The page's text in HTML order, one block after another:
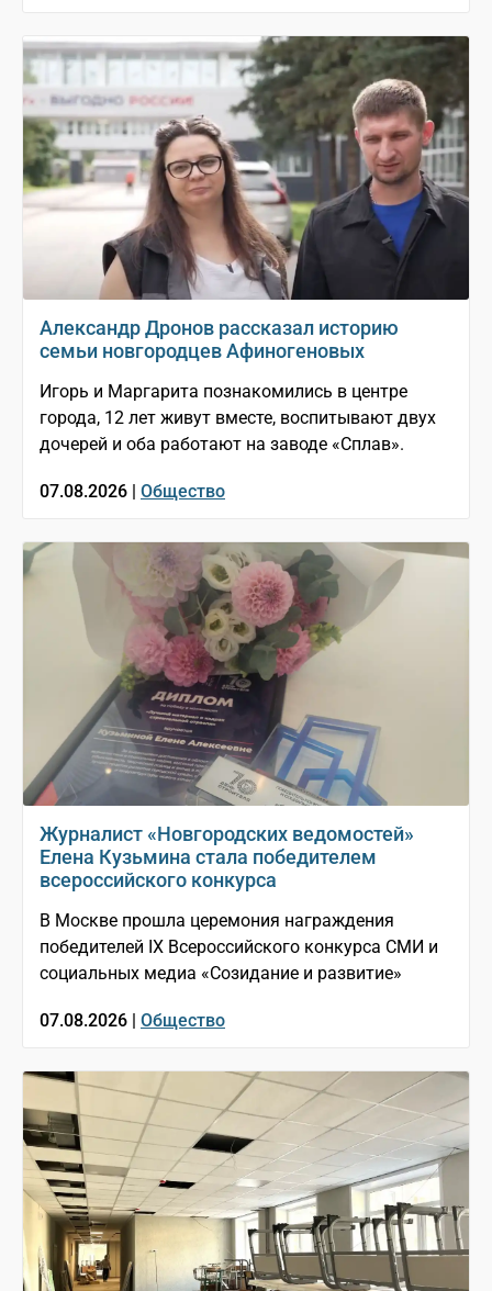
Александр Дронов рассказал историю
семьи новгородцев Афиногеновых
Игорь и Маргарита познакомились в центре
города, 12 лет живут вместе, воспитывают двух
дочерей и оба работают на заводе «Сплав».
07.08.2026 | Общество
Журналист «Новгородских ведомостей»
Елена Кузьмина стала победителем
всероссийского конкурса
В Москве прошла церемония награждения
победителей IX Всероссийского конкурса СМИ и
социальных медиа «Созидание и развитие»
07.08.2026 | Общество